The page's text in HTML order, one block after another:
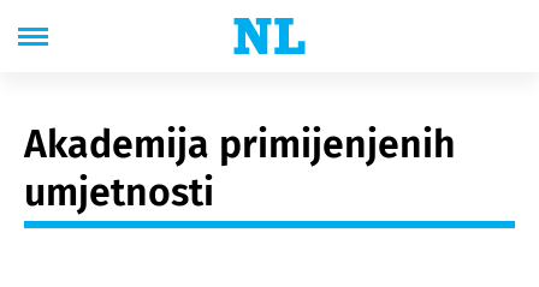
Akademija primijenjenih
umjetnosti